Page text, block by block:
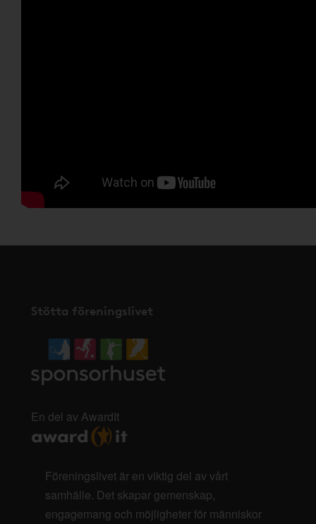
Stötta föreningslivet
En del av AwardIt
Föreningslivet är en viktig del av vårt
samhälle. Det skapar gemenskap,
engagemang och möjligheter för människor